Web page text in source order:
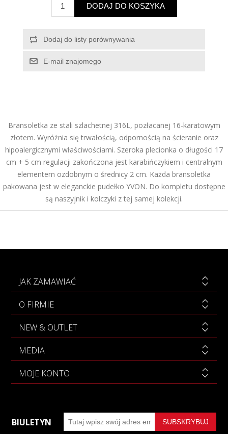
Bransoletka ze stali szlachetnej 316L, pozłacanej 16-karatowym
złotem. Wyróżnia się trwałością, odpornością na ścieranie oraz
hipoalergicznymi właściwościami. Szeroka plecionka o długości 17
cm + 5 cm regulacji zakończona jest karabińczykiem i centralnym
elementem ozdobnym o średnicy 2 cm. Każda bransoletka
pakowana jest w eleganckie pudełko YVON. Do kompletu dostępne
są naszyjnik i kolczyki z tej samej kolekcji.
JAK ZAMAWIAĆ
O FIRMIE
NEW & OUTLET
MEDIA
MOJE KONTO
BIULETYN